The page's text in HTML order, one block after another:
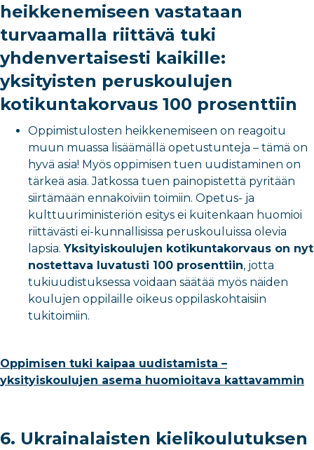
heikkenemiseen vastataan
turvaamalla riittävä tuki
yhdenvertaisesti kaikille:
yksityisten peruskoulujen
kotikuntakorvaus 100 prosenttiin
Oppimistulosten heikkenemiseen on reagoitu
muun muassa lisäämällä opetustunteja – tämä on
hyvä asia! Myös oppimisen tuen uudistaminen on
tärkeä asia. Jatkossa tuen painopistettä pyritään
siirtämään ennakoiviin toimiin. Opetus- ja
kulttuuriministeriön esitys ei kuitenkaan huomioi
riittävästi ei-kunnallisissa peruskouluissa olevia
lapsia.Yksityiskoulujen kotikuntakorvaus on nyt
nostettava luvatusti 100 prosenttiin, jotta
tukiuudistuksessa voidaan säätää myös näiden
koulujen oppilaille oikeus oppilaskohtaisiin
tukitoimiin.
Oppimisen tuki kaipaa uudistamista –
yksityiskoulujen asema huomioitava kattavammin
6. Ukrainalaisten kielikoulutuksen